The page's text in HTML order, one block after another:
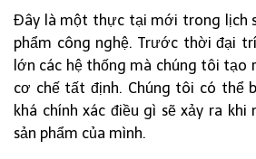
Đây là một thực tại mới trong lịch
phẩm công nghệ. Trước thời đại
lớn các hệ thống mà chúng tôi tạo
cơ chế tất định. Chúng tôi có thể
khá chính xác điều gì sẽ xảy ra
sản phẩm của mình.